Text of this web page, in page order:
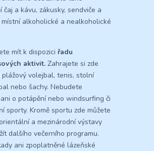
čaj a kávu, zákusky, sendviče a
místní alkoholické a nealkoholické
mít k dispozici řadu
aktivit. Zahrajete si zde
volejbal, tenis, stolní
nebo šachy. Nebudete
o potápění nebo windsurfing či
sporty. Kromě sportu zde můžete
a mezinárodní výstavy
dalšího večerního programu.
ani zpoplatněné lázeňské